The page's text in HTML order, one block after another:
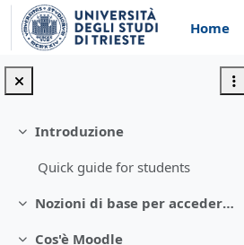
Vai al contenuto principale
Home
Minimizza
Introduzione
Quick guide for students
Minimizza Nozioni di base per accedere a Moodle
Cos'è Moodle